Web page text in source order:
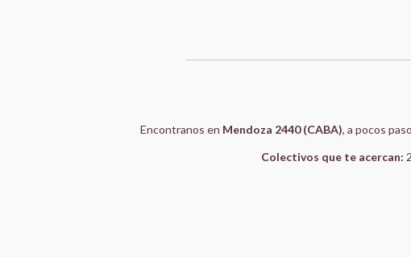
Encontranos en Mendoza 2440 (CABA), a pocos
Colectivos que te acercan: